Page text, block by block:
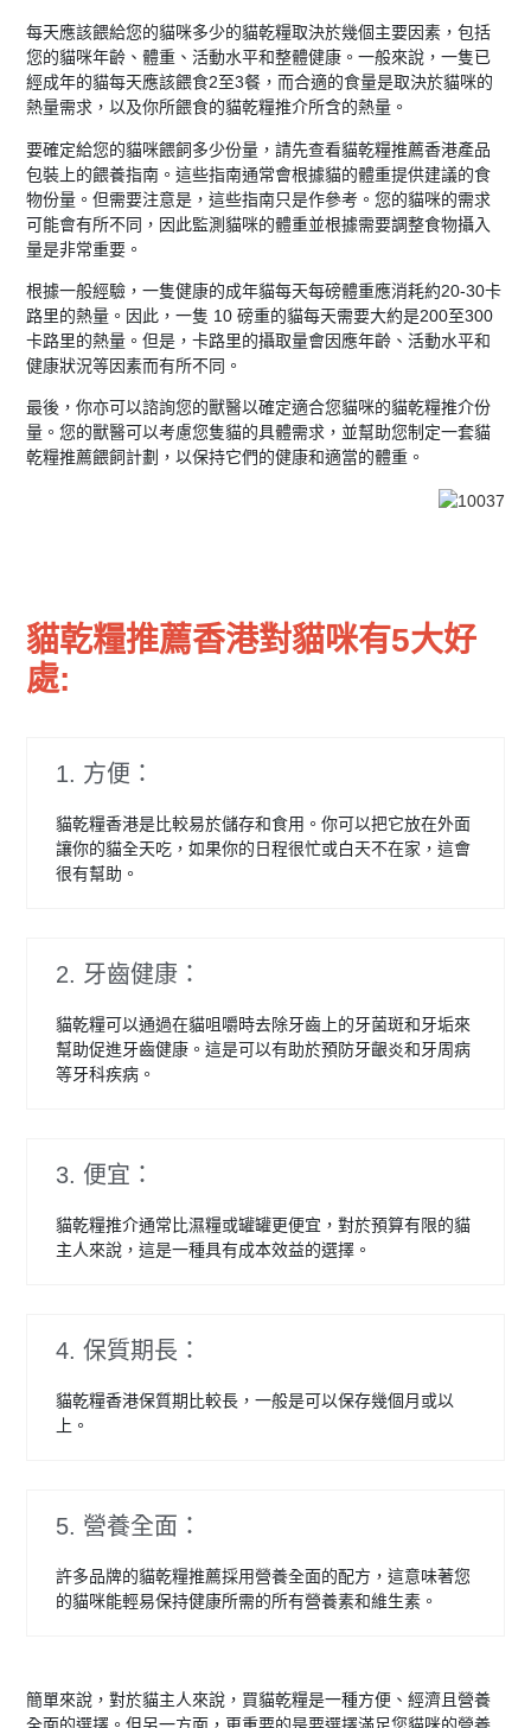
每天應該餵給您的貓咪多少的貓乾糧取決於幾個主要因素，包括
您的貓咪年齡、體重、活動水平和整體健康。一般來說，一隻已
經成年的貓每天應該餵食2至3餐，而合適的食量是取決於貓咪的
熱量需求，以及你所餵食的貓乾糧推介所含的熱量。
要確定給您的貓咪餵飼多少份量，請先查看貓乾糧推薦香港產品
包裝上的餵養指南。這些指南通常會根據貓的體重提供建議的食
物份量。但需要注意是，這些指南只是作參考。您的貓咪的需求
可能會有所不同，因此監測貓咪的體重並根據需要調整食物攝入
量是非常重要。
根據一般經驗，一隻健康的成年貓每天每磅體重應消耗約20-30卡
路里的熱量。因此，一隻 10 磅重的貓每天需要大約是200至300
卡路里的熱量。但是，卡路里的攝取量會因應年齡、活動水平和
健康狀況等因素而有所不同。
最後，你亦可以諮詢您的獸醫以確定適合您貓咪的貓乾糧推介份
量。您的獸醫可以考慮您隻貓的具體需求，並幫助您制定一套貓
乾糧推薦餵飼計劃，以保持它們的健康和適當的體重。
貓乾糧推薦香港對貓咪有5大好
處:
1. 方便：
貓乾糧香港是比較易於儲存和食用。你可以把它放在外面
讓你的貓全天吃，如果你的日程很忙或白天不在家，這會
很有幫助。
2. 牙齒健康：
貓乾糧可以通過在貓咀嚼時去除牙齒上的牙菌斑和牙垢來
幫助促進牙齒健康。這是可以有助於預防牙齦炎和牙周病
等牙科疾病。
3. 便宜：
貓乾糧推介通常比濕糧或罐罐更便宜，對於預算有限的貓
主人來說，這是一種具有成本效益的選擇。
4. 保質期長：
貓乾糧香港保質期比較長，一般是可以保存幾個月或以
上。
5. 營養全面：
許多品牌的貓乾糧推薦採用營養全面的配方，這意味著您
的貓咪能輕易保持健康所需的所有營養素和維生素。
簡單來說，對於貓主人來說，買貓乾糧是一種方便、經濟且營養
全面的選擇。但另一方面，更重要的是要選擇滿足您貓咪的營養